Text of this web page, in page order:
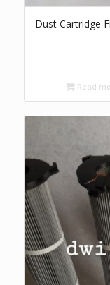
Dust Cartridge
Read